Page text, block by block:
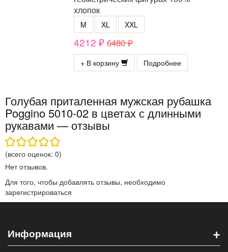
хлопок
M XL XXL
4212 ₽ 6480 ₽
+ В корзину Подробнее
Голубая приталенная мужская рубашка
Poggino 5010-02 в цветах с длинными
рукавами — отзывы
(всего оценок: 0)
Нет отзывов.
Для того, чтобы добавлять отзывы, необходимо
зарегистрироваться
Информация +